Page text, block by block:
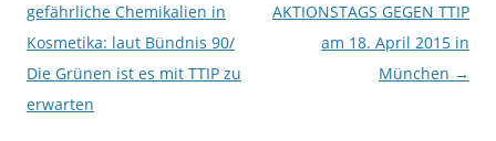
gefährliche Chemikalien in
Kosmetika: laut Bündnis 90/
Die Grünen ist es mit TTIP zu
erwarten
AKTIONSTAGS GEGEN TTIP
am 18. April 2015 in
München →